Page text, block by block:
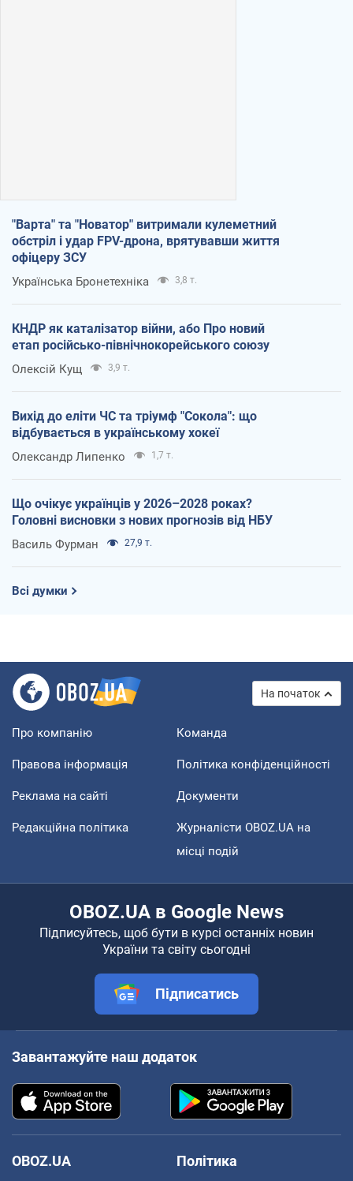
"Варта" та "Новатор" витримали кулеметний
обстріл і удар FPV-дрона, врятувавши життя
офіцеру ЗСУ
Українська Бронетехніка 3,8 т.
КНДР як каталізатор війни, або Про новий
етап російсько-північнокорейського союзу
Олексій Кущ 3,9 т.
Вихід до еліти ЧС та тріумф "Сокола": що
відбувається в українському хокеї
Олександр Липенко 1,7 т.
Що очікує українців у 2026–2028 роках?
Головні висновки з нових прогнозів від НБУ
Василь Фурман 27,9 т.
Всі думки
На початок
Про компанію Команда
Правова інформація Політика конфіденційності
Реклама на сайті Документи
Редакційна політика
Журналісти OBOZ.UA на
місці подій
OBOZ.UA в Google News
Підписуйтесь, щоб бути в курсі останніх новин
України та світу сьогодні
Підписатись
Завантажуйте наш додаток
OBOZ.UA
Політика